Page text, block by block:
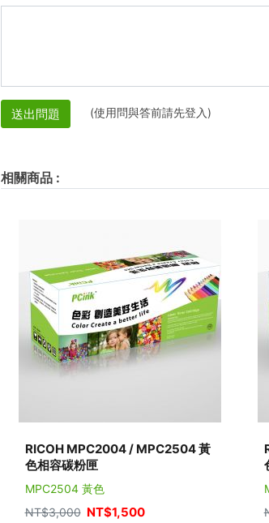
送出問題 (使用問與答前請先登入)
相關商品:
RICOH MPC2004 / MPC2504 黃
色相容碳粉匣
MPC2504 黃色
NT$3,000 NT$1,500